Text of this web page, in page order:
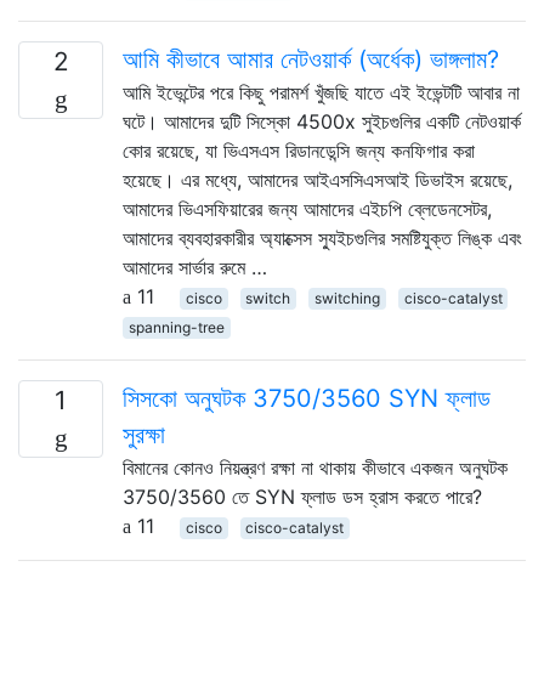
2 আমি কীভাবে আমার নেটওয়ার্ক (অর্ধেক) ভাঙ্গলাম?
আমি ইভেন্টের পরে কিছু পরামর্শ খুঁজছি যাতে এই ইভেন্টটি আবার না
ঘটে। আমাদের দুটি সিস্কো 4500x সুইচগুলির একটি নেটওয়ার্ক
কোর রয়েছে, যা ভিএসএস রিডানডেন্সি জন্য কনফিগার করা
হয়েছে। এর মধ্যে, আমাদের আইএসসিএসআই ডিভাইস রয়েছে,
আমাদের ভিএসফিয়ারের জন্য আমাদের এইচপি ব্লেডেনসেটর,
আমাদের ব্যবহারকারীর অ্যাক্সেস স্যুইচগুলির সমষ্টিযুক্ত লিঙ্ক এবং
আমাদের সার্ভার রুমে …
11
cisco switch switching
cisco-catalyst
spanning-tree
1
সিসকো অনুঘটক 3750/3560 SYN ফ্লাড
সুরক্ষা
বিমানের কোনও নিয়ন্ত্রণ রক্ষা না থাকায় কীভাবে একজন অনুঘটক
3750/3560 তে SYN ফ্লাড ডস হ্রাস করতে পারে?
11
cisco cisco-catalyst